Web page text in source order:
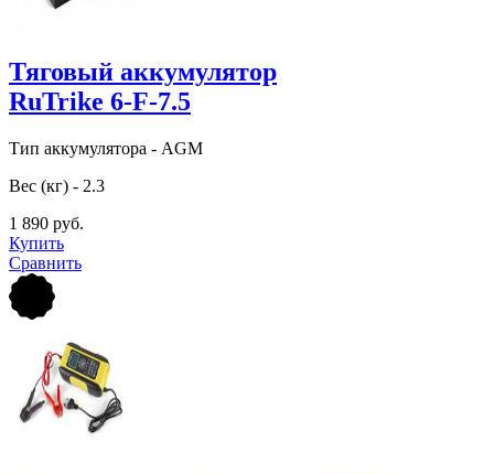
Тяговый аккумулятор
RuTrike 6-F-7.5
Тип аккумулятора - AGM
Вес (кг) - 2.3
1 890 руб.
Купить
Сравнить